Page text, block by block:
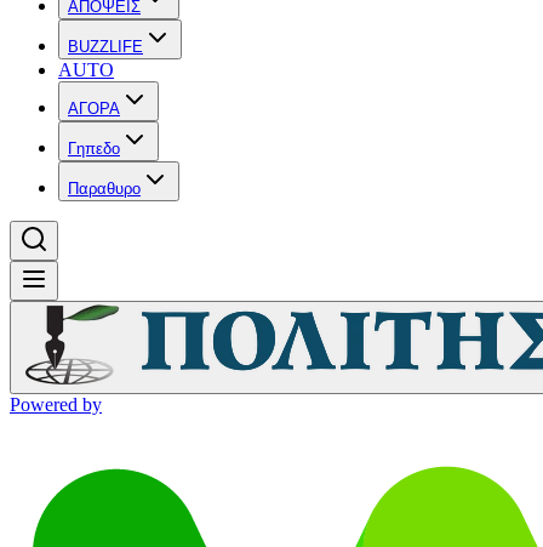
ΑΠΟΨΕΙΣ
BUZZLIFE
AUTO
ΑΓΟΡΑ
Γηπεδο
Παραθυρο
Powered by